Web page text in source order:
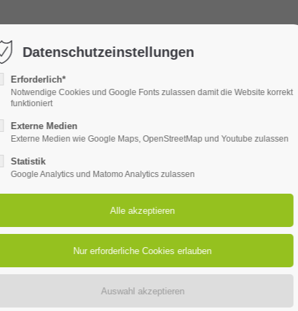
kontakt@betreuung24-senioren.de
WIR
Datenschutzeinstellungen
Erforderlich*
Notwendige Cookies und Google Fonts zulassen damit die Website korrekt
funktioniert
Externe Medien
Externe Medien wie Google Maps, OpenStreetMap und Youtube zulassen
Statistik
Google Analytics und Matomo Analytics zulassen